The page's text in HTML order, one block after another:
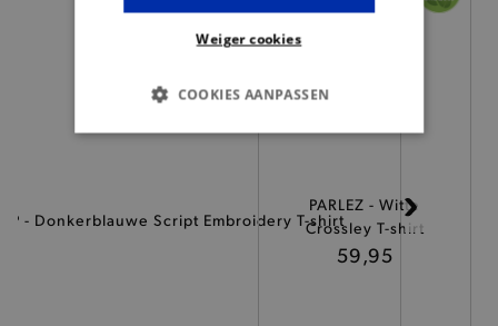
- Donkerblauwe Script Embroidery T-shirt
PARLEZ - Witte
Crossley T-shirt
59,95
Weiger cookies
COOKIES AANPASSEN
BASIS COOKIES